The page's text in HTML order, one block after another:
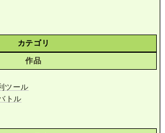
カテゴリ
作品
ツール
トル